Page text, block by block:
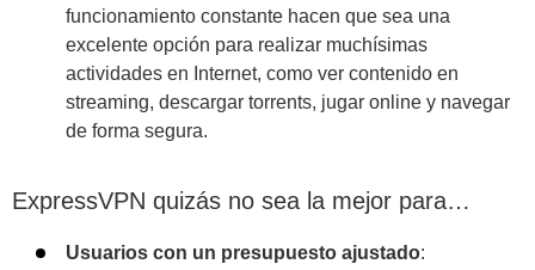
funcionamiento constante hacen que sea una
excelente opción para realizar muchísimas
actividades en Internet, como ver contenido en
streaming, descargar torrents, jugar online y navegar
de forma segura.
ExpressVPN quizás no sea la mejor para…
Usuarios con un presupuesto ajustado: